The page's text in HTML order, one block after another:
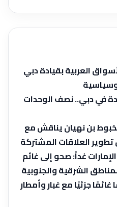
العربية بقيادة دبي
في دبي.. نصف الوحدات
بن نهيان يناقش مع
العلاقات المشتركة
غداً: صحو إلى غائم
الشرقية والجنوبية
جزئيًا مع غبار وأمطار